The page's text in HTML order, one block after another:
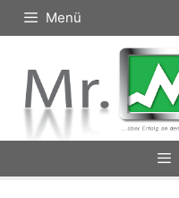
Inhalt
Menü